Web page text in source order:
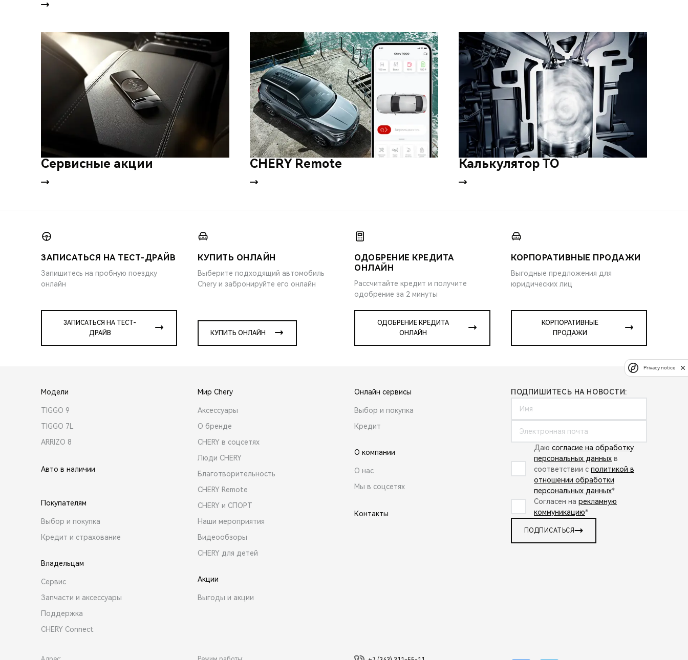
Сервисные акции CHERY Remote Калькулятор ТО
ЗАПИСАТЬСЯ НА ТЕСТ-ДРАЙВ
Запишитесь на пробную поездку
онлайн
ЗАПИСАТЬСЯ НА ТЕСТ-
ДРАЙВ
КУПИТЬ ОНЛАЙН
Выберите подходящий автомобиль
Chery и забронируйте его онлайн
КУПИТЬ ОНЛАЙН
ОДОБРЕНИЕ КРЕДИТА
ОНЛАЙН
Рассчитайте кредит и получите
одобрение за 2 минуты
ОДОБРЕНИЕ КРЕДИТА
ОНЛАЙН
КОРПОРАТИВНЫЕ ПРОДАЖИ
Выгодные предложения для
юридических лиц
КОРПОРАТИВНЫЕ
ПРОДАЖИ
Модели
TIGGO 9
TIGGO 7L
ARRIZO 8
Авто в наличии
Покупателям
Выбор и покупка
Кредит и страхование
Владельцам
Сервис
Запчасти и аксессуары
Поддержка
CHERY Connect
Мир Chery
Аксессуары
О бренде
CHERY в соцсетях
Люди CHERY
Благотворительность
CHERY Remote
CHERY и СПОРТ
Наши мероприятия
Видеообзоры
CHERY для детей
Акции
Выгоды и акции
Онлайн сервисы
Выбор и покупка
Кредит
О компании
О нас
Мы в соцсетях
Контакты
ПОДПИШИТЕСЬ НА НОВОСТИ:
Даю согласие на обработку
персональных данных в
соответствии с политикой в
отношении обработки
персональных данных*
Согласен на рекламную
коммуникацию*
ПОДПИСАТЬСЯ
Privacy notice